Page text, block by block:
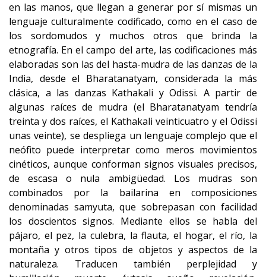
en las manos, que llegan a generar por sí mismas un
lenguaje culturalmente codificado, como en el caso de
los sordomudos y muchos otros que brinda la
etnografía. En el campo del arte, las codificaciones más
elaboradas son las del hasta-mudra de las danzas de la
India, desde el Bharatanatyam, considerada la más
clásica, a las danzas Kathakali y Odissi. A partir de
algunas raíces de mudra (el Bharatanatyam tendría
treinta y dos raíces, el Kathakali veinticuatro y el Odissi
unas veinte), se despliega un lenguaje complejo que el
neófito puede interpretar como meros movimientos
cinéticos, aunque conforman signos visuales precisos,
de escasa o nula ambigüedad. Los mudras son
combinados por la bailarina en composiciones
denominadas samyuta, que sobrepasan con facilidad
los doscientos signos. Mediante ellos se habla del
pájaro, el pez, la culebra, la flauta, el hogar, el río, la
montaña y otros tipos de objetos y aspectos de la
naturaleza. Traducen también perplejidad y